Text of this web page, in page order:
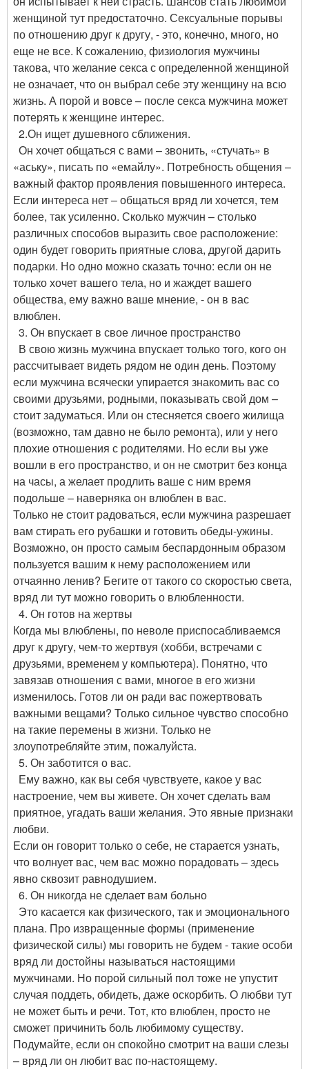
женщиной тут предостаточно. Сексуальные порывы
по отношению друг к другу, - это, конечно, много, но
еще не все. К сожалению, физиология мужчины
такова, что желание секса с определенной женщиной
не означает, что он выбрал себе эту женщину на всю
жизнь. А порой и вовсе – после секса мужчина может
потерять к женщине интерес.
2.Он ищет душевного сближения.
Он хочет общаться с вами – звонить, «стучать» в
«аську», писать по «емайлу». Потребность общения –
важный фактор проявления повышенного интереса.
Если интереса нет – общаться вряд ли хочется, тем
более, так усиленно. Сколько мужчин – столько
различных способов выразить свое расположение:
один будет говорить приятные слова, другой дарить
подарки. Но одно можно сказать точно: если он не
только хочет вашего тела, но и жаждет вашего
общества, ему важно ваше мнение, - он в вас
влюблен.
3. Он впускает в свое личное пространство
В свою жизнь мужчина впускает только того, кого он
рассчитывает видеть рядом не один день. Поэтому
если мужчина всячески упирается знакомить вас со
своими друзьями, родными, показывать свой дом –
стоит задуматься. Или он стесняется своего жилища
(возможно, там давно не было ремонта), или у него
плохие отношения с родителями. Но если вы уже
вошли в его пространство, и он не смотрит без конца
на часы, а желает продлить ваше с ним время
подольше – наверняка он влюблен в вас.
Только не стоит радоваться, если мужчина разрешает
вам стирать его рубашки и готовить обеды-ужины.
Возможно, он просто самым беспардонным образом
пользуется вашим к нему расположением или
отчаянно ленив? Бегите от такого со скоростью света,
вряд ли тут можно говорить о влюбленности.
4. Он готов на жертвы
Когда мы влюблены, по неволе приспосабливаемся
друг к другу, чем-то жертвуя (хобби, встречами с
друзьями, временем у компьютера). Понятно, что
завязав отношения с вами, многое в его жизни
изменилось. Готов ли он ради вас пожертвовать
важными вещами? Только сильное чувство способно
на такие перемены в жизни. Только не
злоупотребляйте этим, пожалуйста.
5. Он заботится о вас.
Ему важно, как вы себя чувствуете, какое у вас
настроение, чем вы живете. Он хочет сделать вам
приятное, угадать ваши желания. Это явные признаки
любви.
Если он говорит только о себе, не старается узнать,
что волнует вас, чем вас можно порадовать – здесь
явно сквозит равнодушием.
6. Он никогда не сделает вам больно
Это касается как физического, так и эмоционального
плана. Про извращенные формы (применение
физической силы) мы говорить не будем - такие особи
вряд ли достойны называться настоящими
мужчинами. Но порой сильный пол тоже не упустит
случая поддеть, обидеть, даже оскорбить. О любви тут
не может быть и речи. Тот, кто влюблен, просто не
сможет причинить боль любимому существу.
Подумайте, если он спокойно смотрит на ваши слезы
– вряд ли он любит вас по-настоящему.